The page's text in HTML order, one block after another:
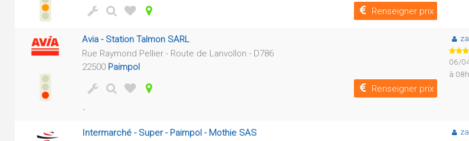
Renseigner prix
Avia - Station Talmon SARL
Rue Raymond Pellier - Route de Lanvollon - D786
22500 Paimpol
Renseigner prix
-
06/
à
Intermarché - Super - Paimpol - Mothie SAS